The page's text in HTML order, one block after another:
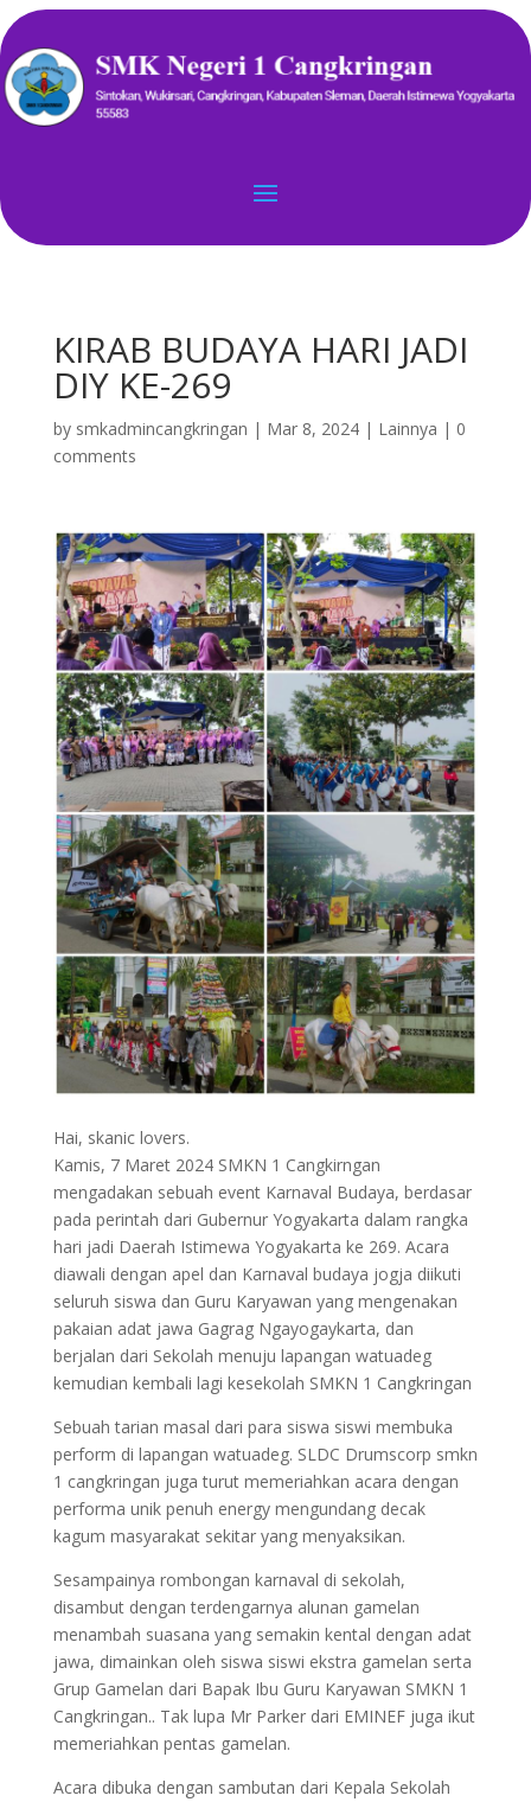
KIRAB BUDAYA HARI JADI
DIY KE-269
by smkadmincangkringan | Mar 8, 2024| Lainnya | 0
comments
Hai, skanic lovers.
Kamis, 7 Maret 2024 SMKN 1 Cangkirngan
mengadakan sebuah event Karnaval Budaya, berdasar
pada perintah dari Gubernur Yogyakarta dalam rangka
hari jadi Daerah Istimewa Yogyakarta ke 269. Acara
diawali dengan apel dan Karnaval budaya jogja diikuti
seluruh siswa dan Guru Karyawan yang mengenakan
pakaian adat jawa Gagrag Ngayogaykarta, dan
berjalan dari Sekolah menuju lapangan watuadeg
kemudian kembali lagi kesekolah SMKN 1 Cangkringan
Sebuah tarian masal dari para siswa siswi membuka
perform di lapangan watuadeg. SLDC Drumscorp smkn
1 cangkringan juga turut memeriahkan acara dengan
performa unik penuh energy mengundang decak
kagum masyarakat sekitar yang menyaksikan.
Sesampainya rombongan karnaval di sekolah,
disambut dengan terdengarnya alunan gamelan
menambah suasana yang semakin kental dengan adat
jawa, dimainkan oleh siswa siswi ekstra gamelan serta
Grup Gamelan dari Bapak Ibu Guru Karyawan SMKN 1
Cangkringan.. Tak lupa Mr Parker dari EMINEF juga ikut
memeriahkan pentas gamelan.
Acara dibuka dengan sambutan dari Kepala Sekolah